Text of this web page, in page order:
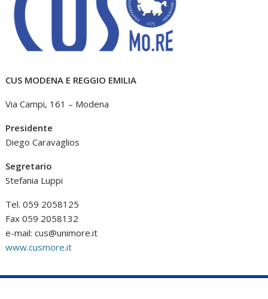
CUS MODENA E REGGIO EMILIA
Via Campi, 161 – Modena
Presidente
Diego Caravaglios
Segretario
Stefania Luppi
Tel. 059 2058125
Fax 059 2058132
e-mail:cus@unimore.it
www.cusmore.it